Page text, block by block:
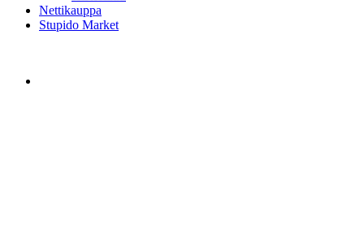
Nettikauppa
Stupido Market